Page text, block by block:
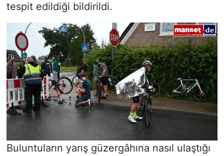
tespit edildiği bildirildi.
Buluntuların yarış güzergâhına nasıl ulaştığı